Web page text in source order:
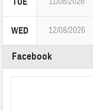
WED 12/08/2026
Facebook